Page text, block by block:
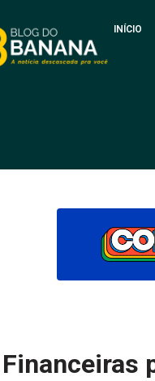
INÍCIO
Financeiras